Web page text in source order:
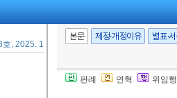
, 2025. 11. 11., 일부개정]
본문 제정·개정이유 별표·
판례 연혁 위임
제1장 총칙
향상을 꾀하고